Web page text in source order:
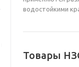
водостойкими
Товары